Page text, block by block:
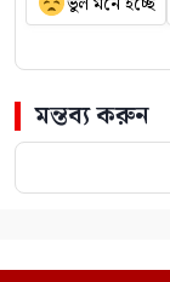
মন্তব্য করুন